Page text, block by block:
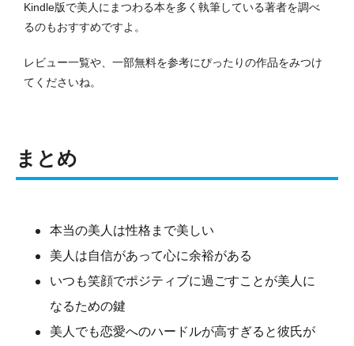
Kindle版で美人にまつわる本を多く執筆している著者を調べ
るのもおすすめですよ。
レビュー一覧や、一部無料を参考にぴったりの作品をみつけ
てくださいね。
まとめ
本当の美人は性格まで美しい
美人は自信があって心に余裕がある
いつも笑顔でポジティブに過ごすことが美人に
なるための鍵
美人でも恋愛へのハードルが高すぎると彼氏が